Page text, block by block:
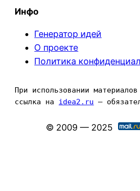
Инфо
Генератор идей
О проекте
Политика
При использовании
ссылка на idea2.ru —
© 2009 — 2025